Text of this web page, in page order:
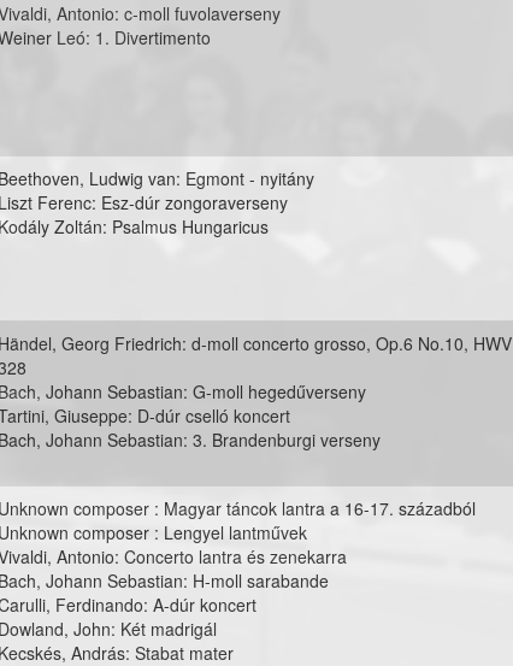
Antonio: c-moll fuvolaverseny
Leó: 1. Divertimento
Beethoven, Ludwig van: Egmont - nyitány
Liszt Ferenc: Esz-dúr zongoraverseny
Kodály Zoltán: Psalmus Hungaricus
Händel, Georg Friedrich: d-moll concerto grosso, Op.6 No.10, HWV
Bach, Johann Sebastian: G-moll hegedűverseny
Giuseppe: D-dúr cselló koncert
Bach, Johann Sebastian: 3. Brandenburgi verseny
Unknown composer : Magyar táncok lantra a 16-17. századból
Unknown composer : Lengyel lantművek
Antonio: Concerto lantra és zenekarra
Bach, Johann Sebastian: H-moll sarabande
Ferdinando: A-dúr koncert
Dowland, John: Két madrigál
Kecskés, András: Stabat mater